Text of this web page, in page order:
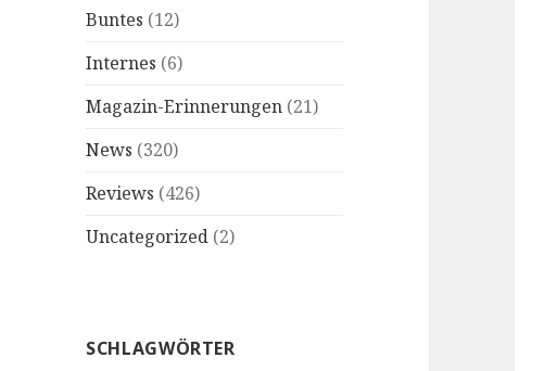
Buntes (12)
Internes (6)
Magazin-Erinnerungen (21)
News (320)
Reviews (426)
Uncategorized (2)
SCHLAGWÖRTER